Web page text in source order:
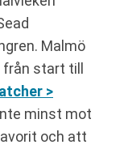
Malmö
från start till
>
minst mot
och att